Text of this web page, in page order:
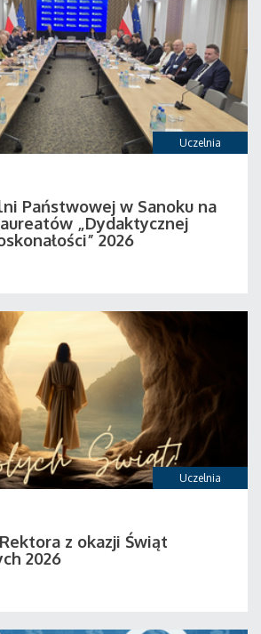
Uczelnia
Państwowej w Sanoku na
„Dydaktycznej
2026
Uczelnia
z okazji Świąt
2026